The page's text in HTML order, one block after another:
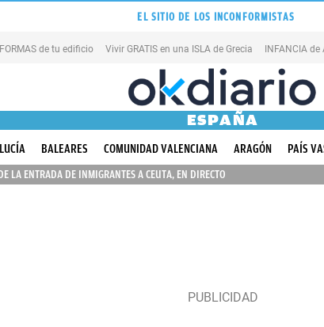
EL SITIO DE LOS INCONFORMISTAS
de tu edificio Vivir GRATIS en una ISLA de Grecia INFANCIA
ESPAÑA
BALEARES COMUNIDAD VALENCIANA ARAGÓN PAÍS
LA ENTRADA DE INMIGRANTES A CEUTA, EN DIRECTO